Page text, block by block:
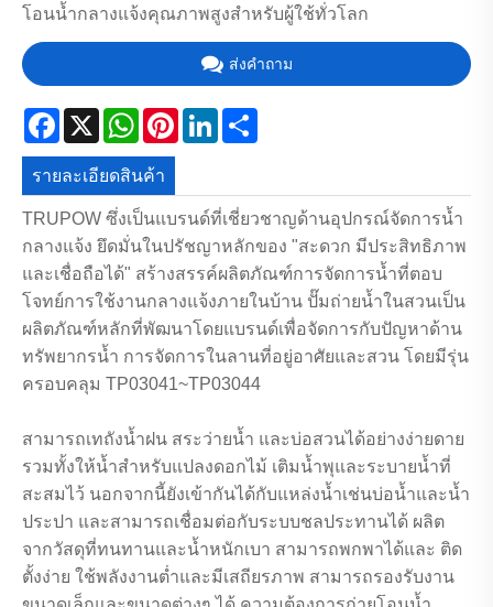
โอนน้ำกลางแจ้งคุณภาพสูงสำหรับผู้ใช้ทั่วโลก
ส่งคำถาม
Facebook
X WhatsApp
PinterestLinkedIn
รายละเอียดสินค้า
TRUPOW ซึ่งเป็นแบรนด์ที่เชี่ยวชาญด้านอุปกรณ์จัดการน้ำ
กลางแจ้ง ยึดมั่นในปรัชญาหลักของ "สะดวก มีประสิทธิภาพ
และเชื่อถือได้" สร้างสรรค์ผลิตภัณฑ์การจัดการน้ำที่ตอบ
โจทย์การใช้งานกลางแจ้งภายในบ้าน ปั๊มถ่ายน้ำในสวนเป็น
ผลิตภัณฑ์หลักที่พัฒนาโดยแบรนด์เพื่อจัดการกับปัญหาด้าน
ทรัพยากรน้ำ การจัดการในลานที่อยู่อาศัยและสวน โดยมีรุ่น
ครอบคลุม TP03041~TP03044
สามารถเทถังน้ำฝน สระว่ายน้ำ และบ่อสวนได้อย่างง่ายดาย
รวมทั้งให้น้ำสำหรับแปลงดอกไม้ เติมน้ำพุและระบายน้ำที่
สะสมไว้ นอกจากนี้ยังเข้ากันได้กับแหล่งน้ำเช่นบ่อน้ำและน้ำ
ประปา และสามารถเชื่อมต่อกับระบบชลประทานได้ ผลิต
จากวัสดุที่ทนทานและน้ำหนักเบา สามารถพกพาได้และ ติด
ตั้งง่าย ใช้พลังงานต่ำและมีเสถียรภาพ สามารถรองรับงาน